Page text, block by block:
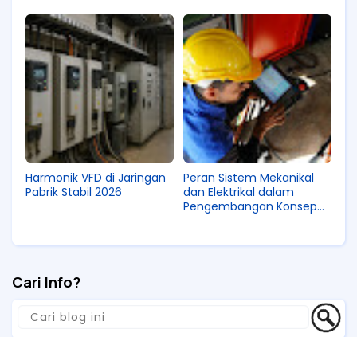
Harmonik VFD di Jaringan
Pabrik Stabil 2026
Peran Sistem Mekanikal
dan Elektrikal dalam
Pengembangan Konsep
Cari Info?